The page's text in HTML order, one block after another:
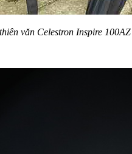
văn Celestron Inspire